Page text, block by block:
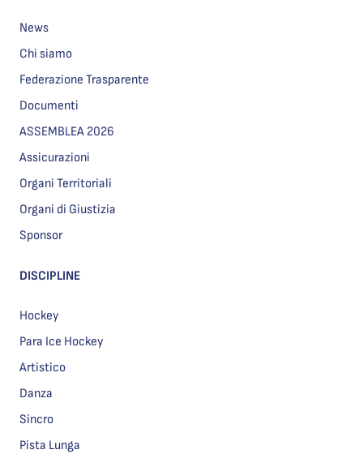
News
Chi siamo
Federazione Trasparente
Documenti
ASSEMBLEA 2026
Assicurazioni
Organi Territoriali
Organi di Giustizia
Sponsor
DISCIPLINE
Hockey
Para Ice Hockey
Artistico
Danza
Sincro
Pista Lunga